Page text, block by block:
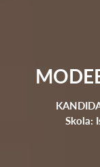
Skola: